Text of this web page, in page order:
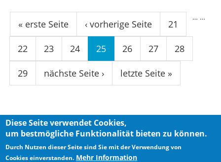
Seiten
« erste Seite ‹ vorherige Seite
…
21
22 23 24 25 26 27 28
29
…
nächste Seite › letzte Seite »
Diese Seite verwendet Cookies,
um bestmögliche Funktionalität bieten zu können.
Durch Nutzen dieser Seite sind Sie mit der Verwendung von
Cookies einverstanden. Mehr Information